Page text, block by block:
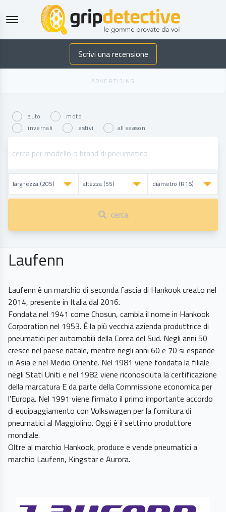
GripDetective
Scrivi una recensione
auto
moto
invernali
estivi all season
cerca
Laufenn
Laufenn è un marchio di seconda fascia di Hankook creato nel
2014, presente in Italia dal 2016.
Fondata nel 1941 come Chosun, cambia il nome in Hankook
Corporation nel 1953. È la più vecchia azienda produttrice di
pneumatici per automobili della Corea del Sud. Negli anni 50
cresce nel paese natale, mentre negli anni 60 e 70 si espande
in Asia e nel Medio Oriente. Nel 1981 viene fondata la filiale
negli Stati Uniti e nel 1982 viene riconosciuta la certificazione
della marcatura E da parte della Commissione economica per
l'Europa. Nel 1991 viene firmato il primo importante accordo
di equipaggiamento con Volkswagen per la fornitura di
pneumatici al Maggiolino. Oggi è il settimo produttore
mondiale.
Oltre al marchio Hankook, produce e vende pneumatici a
marchio Laufenn, Kingstar e Aurora.